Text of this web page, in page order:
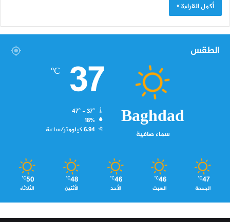
أكمل القراءة »
الطقس
Baghdad
سماء صافية
37
℃
18%
6.94 كيلومتر/ساعة
47
℃
الجمعة
46
℃
السبت
46
℃
الأحد
48
℃
الأثنين
50
℃
الثلاثاء